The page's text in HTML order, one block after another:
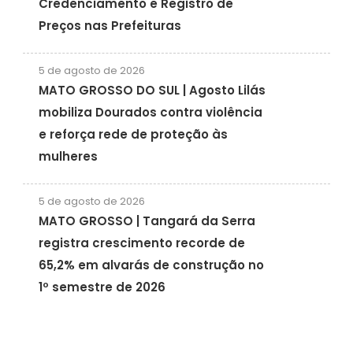
Credenciamento e Registro de
Preços nas Prefeituras
5 de agosto de 2026
MATO GROSSO DO SUL | Agosto Lilás
mobiliza Dourados contra violência
e reforça rede de proteção às
mulheres
5 de agosto de 2026
MATO GROSSO | Tangará da Serra
registra crescimento recorde de
65,2% em alvarás de construção no
1º semestre de 2026